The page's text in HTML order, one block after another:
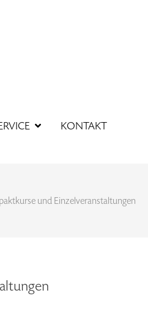
KONTAKT
und Einzelveranstaltungen